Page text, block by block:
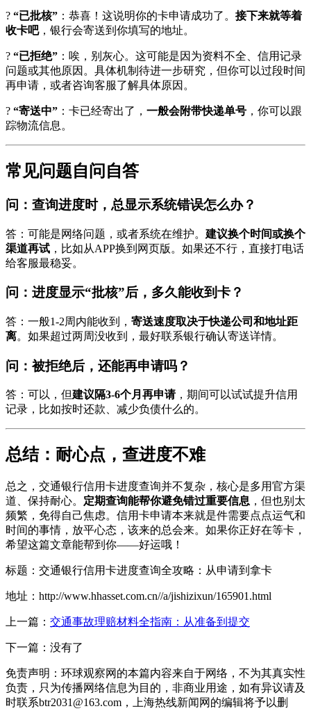
? “已批核” ：恭喜！这说明你的卡申请成功了。 接下来就等着
收卡吧，银行会寄送到你填写的地址。
? “已拒绝” ：唉，别灰心。这可能是因为资料不全、信用记录
问题或其他原因。具体机制待进一步研究，但你可以过段时间
再申请，或者咨询客服了解具体原因。
? “寄送中” ：卡已经寄出了， 一般会附带快递单号 ，你可以跟
踪物流信息。
常见问题自问自答
问：查询进度时，总显示系统错误怎么办？
答：可能是网络问题，或者系统在维护。 建议换个时间或换个
渠道再试 ，比如从APP换到网页版。如果还不行，直接打电话
给客服最稳妥。
问：进度显示“批核”后，多久能收到卡？
答：一般1-2周内能收到， 寄送速度取决于快递公司和地址距
离。如果超过两周没收到，最好联系银行确认寄送详情。
问：被拒绝后，还能再申请吗？
答：可以，但建议隔3-6个月再申请，期间可以试试提升信用
记录，比如按时还款、减少负债什么的。
总结：耐心点，查进度不难
总之，交通银行信用卡进度查询并不复杂，核心是多用官方渠
道、保持耐心。 定期查询能帮你避免错过重要信息 ，但也别太
频繁，免得自己焦虑。信用卡申请本来就是件需要点点运气和
时间的事情，放平心态，该来的总会来。如果你正好在等卡，
希望这篇文章能帮到你——好运哦！
标题：交通银行信用卡进度查询全攻略：从申请到拿卡
地址：http://www.hhasset.com.cn//a/jishizixun/165901.html
上一篇： 交通事故理赔材料全指南：从准备到提交
下一篇：没有了
免责声明：环球观察网的本篇内容来自于网络，不为其真实性
负责，只为传播网络信息为目的，非商业用途，如有异议请及
时联系btr2031@163.com，上海热线新闻网的编辑将予以删